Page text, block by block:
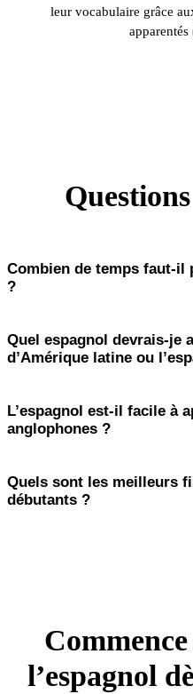
leur vocabulaire grâce
Combien de temps faut-il
?
Quel espagnol devrais-je
d’Amérique latine ou
L’espagnol est-il facile à
anglophones ?
Quels sont les meilleurs
débutants ?
l’espagnol